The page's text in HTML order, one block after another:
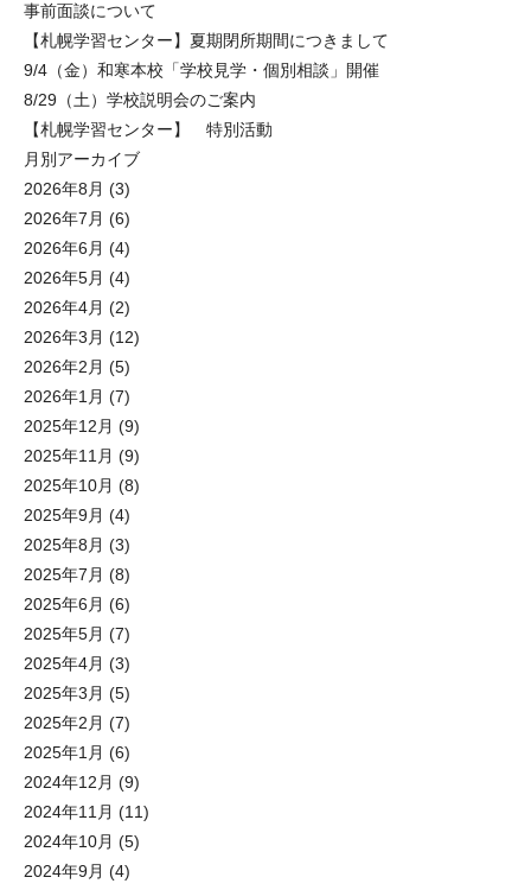
事前面談について
【札幌学習センター】夏期閉所期間につきまして
9/4（金）和寒本校「学校見学・個別相談」開催
8/29（土）学校説明会のご案内
【札幌学習センター】 特別活動
月別アーカイブ
2026年8月 (3)
2026年7月 (6)
2026年6月 (4)
2026年5月 (4)
2026年4月 (2)
2026年3月 (12)
2026年2月 (5)
2026年1月 (7)
2025年12月 (9)
2025年11月 (9)
2025年10月 (8)
2025年9月 (4)
2025年8月 (3)
2025年7月 (8)
2025年6月 (6)
2025年5月 (7)
2025年4月 (3)
2025年3月 (5)
2025年2月 (7)
2025年1月 (6)
2024年12月 (9)
2024年11月 (11)
2024年10月 (5)
2024年9月 (4)